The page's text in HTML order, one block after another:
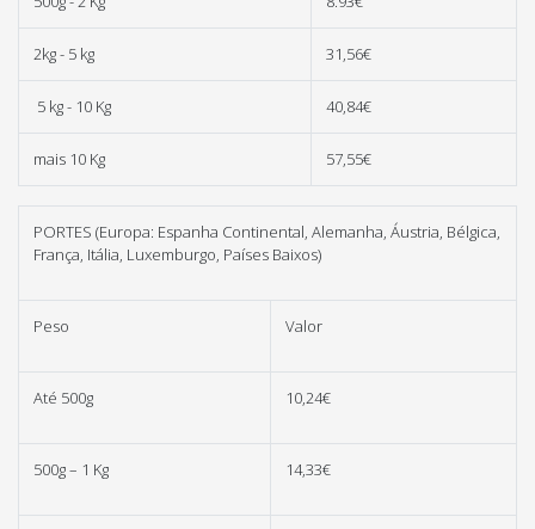
2kg - 5 kg 31,56€
5 kg - 10 Kg 40,84€
mais 10 Kg 57,55€
PORTES (Europa: Espanha Continental, Alemanha, Áustria, Bélgica,
França, Itália, Luxemburgo, Países Baixos)
Peso Valor
Até 500g 10,24€
500g – 1 Kg 14,33€